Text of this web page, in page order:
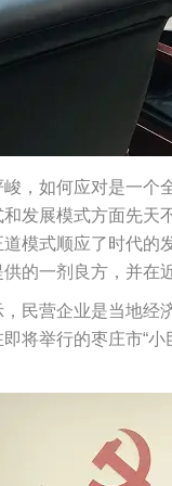
，如何应对是一
发展模式方面先
模式顺应了时代
的一剂良方，并在
民营企业是当地
将举行的枣庄市“